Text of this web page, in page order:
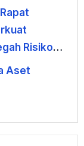
Risiko
Aset